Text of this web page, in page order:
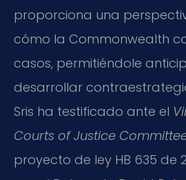
proporciona una
cómo la Commonwealth
casos, permitiéndole
desarrollar
Sris ha testificado ante el
Courts of Justice
proyecto de ley HB 635 de